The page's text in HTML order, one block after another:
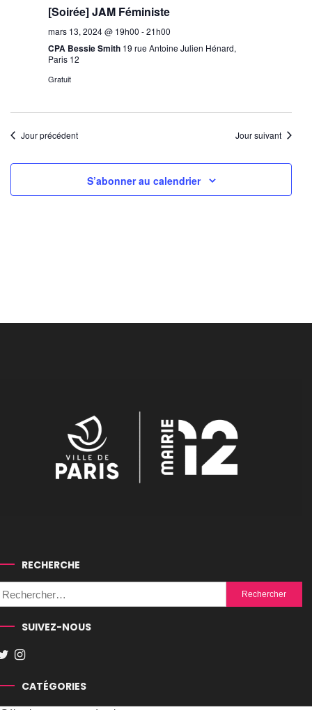
[Soirée] JAM Féministe
mars 13, 2024 @ 19h00 -21h00
CPA Bessie Smith 19 rue Antoine Julien Hénard,
Paris 12
Gratuit
Jour précédent Jour suivant
S’abonner au calendrier
RECHERCHE
Rechercher :
SUIVEZ-NOUS
CATÉGORIES